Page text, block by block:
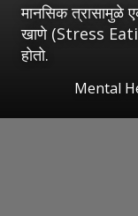
मानसिक त्रासामुळे
खाणे (Stress
होतो.
Mental